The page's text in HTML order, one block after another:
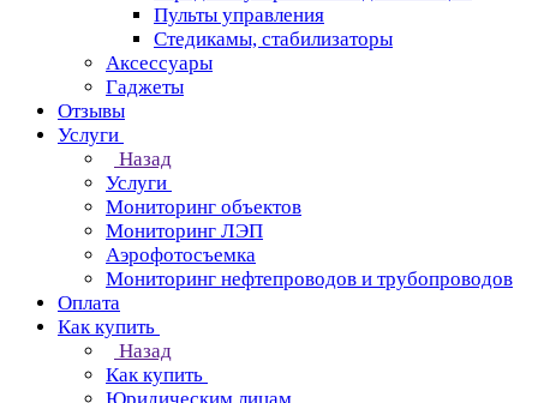
Пульты управления
Стедикамы, стабилизаторы
Аксессуары
Гаджеты
Отзывы
Услуги
Назад
Услуги
Мониторинг объектов
Мониторинг ЛЭП
Аэрофотосъемка
Мониторинг нефтепроводов и трубопроводов
Оплата
Как купить
Назад
Как купить